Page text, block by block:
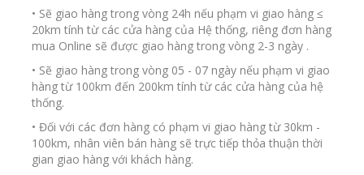
• Sẽ giao hàng trong vòng 24h nếu phạm vi giao hàng ≤
20km tính từ các cửa hàng của Hệ thống, riêng đơn hàng
mua Online sẽ được giao hàng trong vòng 2-3 ngày .
• Sẽ giao hàng trong vòng 05 - 07 ngày nếu phạm vi giao
hàng từ 100km đến 200km tính từ các cửa hàng của hệ
thống.
• Đối với các đơn hàng có phạm vi giao hàng từ 30km -
100km, nhân viên bán hàng sẽ trực tiếp thỏa thuận thời
gian giao hàng với khách hàng.